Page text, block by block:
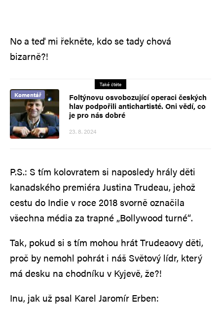
No a teď mi řekněte, kdo se tady chová
bizarně?!
Také čtěte
Komentář
Foltýnovu osvobozující operaci českých
hlav podpořili antichartisté. Oni vědí, co
je pro nás dobré
23. 8. 2024
P.S.: S tím kolovratem si naposledy hrály děti
kanadského premiéra Justina Trudeau, jehož
cestu do Indie v roce 2018 svorně označila
všechna média za trapné „Bollywood turné“.
Tak, pokud si s tím mohou hrát Trudeaovy děti,
proč by nemohl pohrát i náš Světový lídr, který
má desku na chodníku v Kyjevě, že?!
Inu, jak už psal Karel Jaromír Erben: